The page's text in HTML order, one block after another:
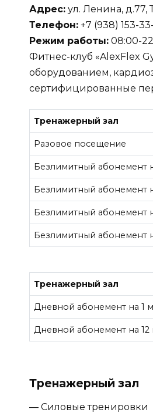
Адрес: ул. Ленина, д.77,
Телефон: +7 (938) 153-
Режим работы: 08:00-
Фитнес-клуб «AlexFlex
оборудованием,
сертифицированные
Тренажерный зал
Разовое посещение
Безлимитный абонемент
Безлимитный абонемент
Безлимитный абонемент
Безлимитный абонемент
Тренажерный зал
Дневной абонемент на 1
Дневной абонемент на 12
Тренажерный зал
— Силовые тренировки